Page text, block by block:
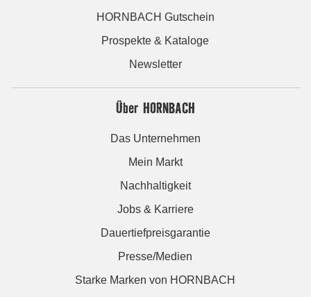
HORNBACH Gutschein
Prospekte & Kataloge
Newsletter
Über HORNBACH
Das Unternehmen
Mein Markt
Nachhaltigkeit
Jobs & Karriere
Dauertiefpreisgarantie
Presse/Medien
Starke Marken von HORNBACH